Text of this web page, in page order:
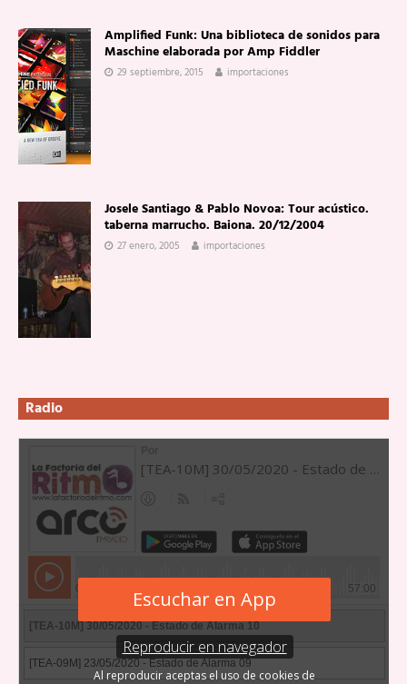
Amplified Funk: Una biblioteca de sonidos para
Maschine elaborada por Amp Fiddler
29 septiembre, 2015 importaciones
Josele Santiago & Pablo Novoa: Tour acústico.
taberna marrucho. Baiona. 20/12/2004
27 enero, 2005 importaciones
Radio